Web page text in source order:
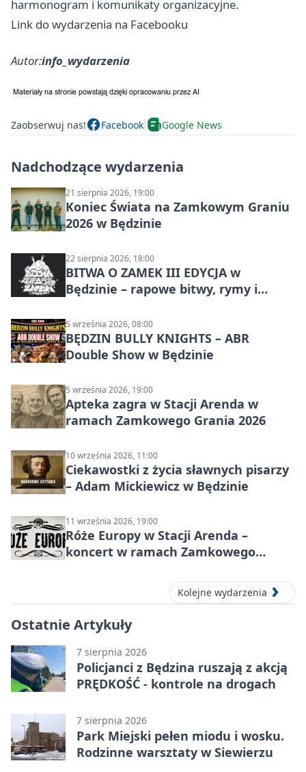
harmonogram i komunikaty organizacyjne.
Link do wydarzenia na Facebooku
Autor:info_wydarzenia
Zaobserwuj nas! Facebook Google News
Nadchodzące wydarzenia
21 sierpnia 2026, 19:00
Koniec Świata na Zamkowym Graniu
2026 w Będzinie
22 sierpnia 2026, 18:00
BITWA O ZAMEK III EDYCJA w
Będzinie – rapowe bitwy, rymy i
5 września 2026, 08:00
BĘDZIN BULLY KNIGHTS – ABR
Double Show w Będzinie
5 września 2026, 19:00
Apteka zagra w Stacji Arenda w
ramach Zamkowego Grania 2026
10 września 2026, 11:00
Ciekawostki z życia sławnych pisarzy
– Adam Mickiewicz w Będzinie
11 września 2026, 19:00
Róże Europy w Stacji Arenda –
koncert w ramach Zamkowego
Kolejne wydarzenia
Ostatnie Artykuły
7 sierpnia 2026
Policjanci z Będzina ruszają z akcją
PRĘDKOŚĆ - kontrole na drogach
7 sierpnia 2026
Park Miejski pełen miodu i wosku.
Rodzinne warsztaty w Siewierzu